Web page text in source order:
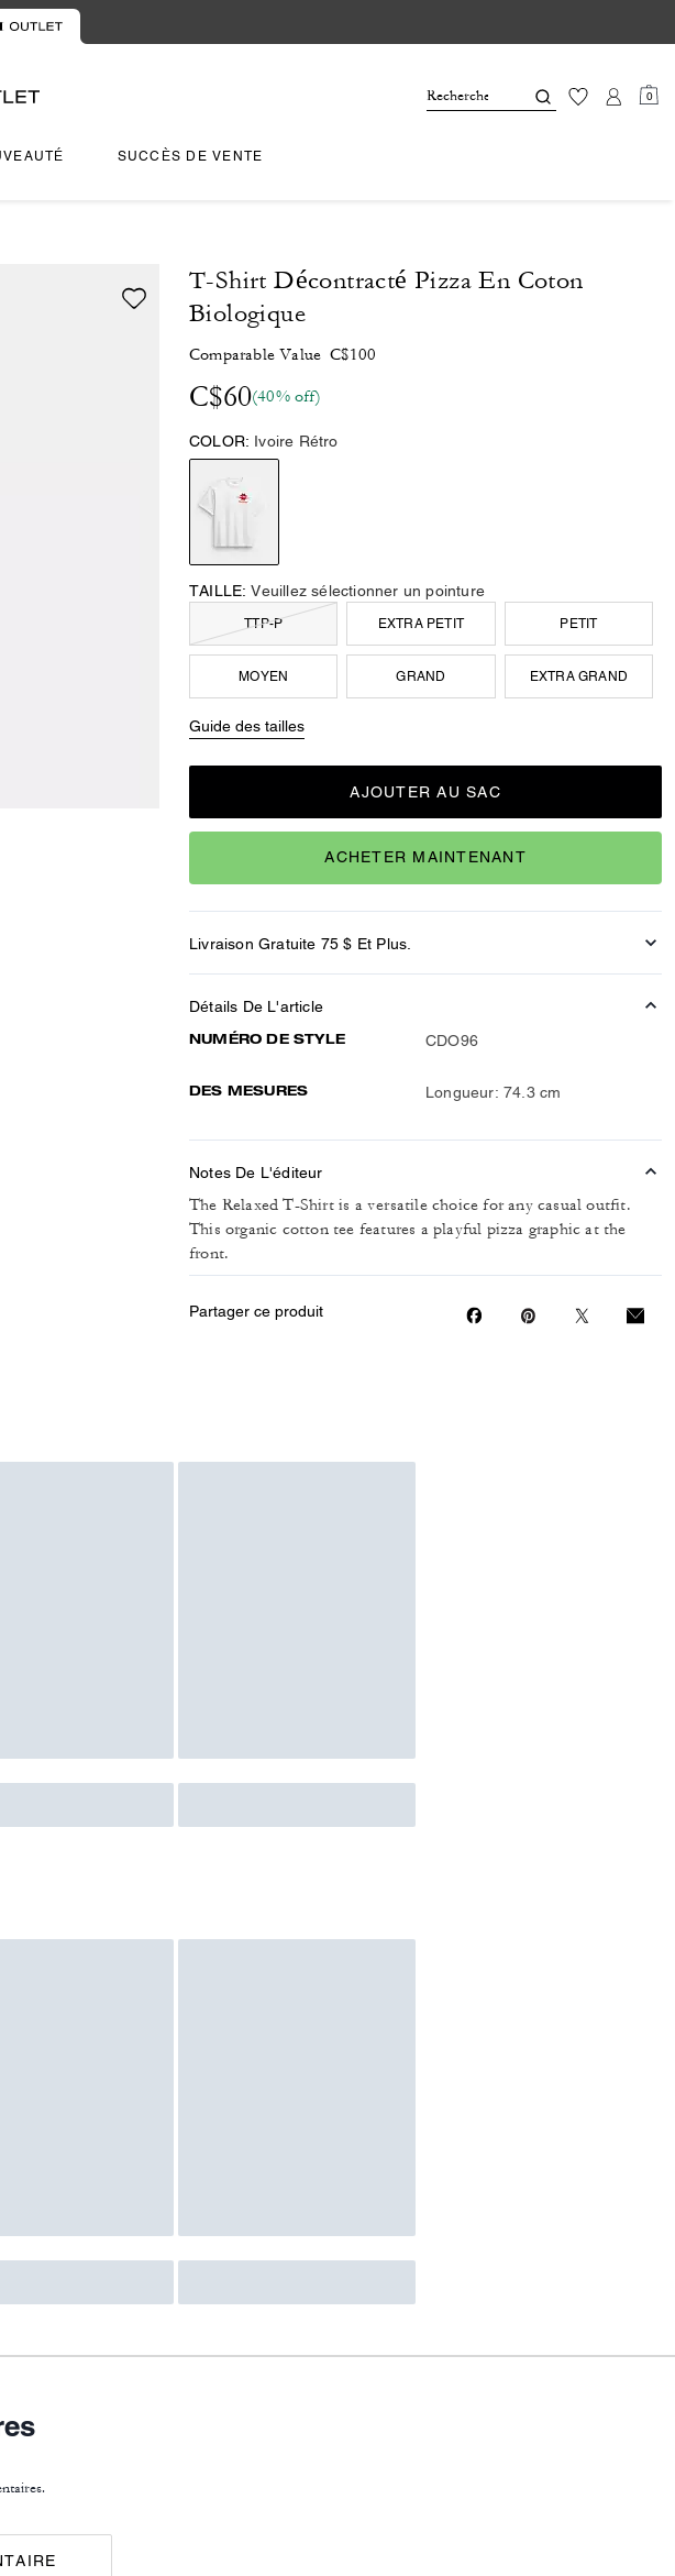
0
SUCCÈS DE VENTE
T-Shirt Décontracté Pizza En Coton
Biologique
Comparable Value C$100
C$60(40% off)
COLOR: Ivoire Rétro
TAILLE: Veuillez sélectionner un pointure
TTP-P EXTRA PETIT PETIT
MOYEN GRAND EXTRA GRAND
Guide des tailles
AJOUTER AU SAC
ACHETER MAINTENANT
Livraison Gratuite 75 $ Et Plus.
Détails De L'article
NUMÉRO DE STYLE CDO96
DES MESURES Longueur: 74.3 cm
Notes De L'éditeur
The Relaxed T-Shirt is a versatile choice for any casual outfit.
This organic cotton tee features a playful pizza graphic at the
front.
Partager ce produit